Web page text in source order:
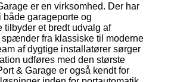
er en virksomhed. Der har
garageporte og
tilbyder et bredt udvalg af
fra klassiske til moderne
af dygtige installatører sørger
udføres med den største
& Garage er også kendt for